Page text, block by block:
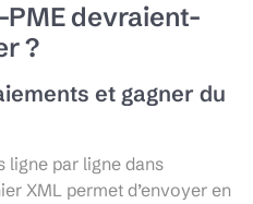
PME devraient-
?
et gagner du
ligne par ligne dans
XML permet d’envoyer en